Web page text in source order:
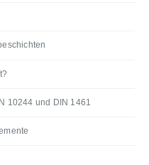
10244 und DIN 1461